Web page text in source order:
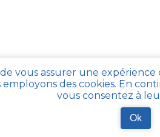
vous assurer une
employons des cookies. En
vous consentez à
Ok